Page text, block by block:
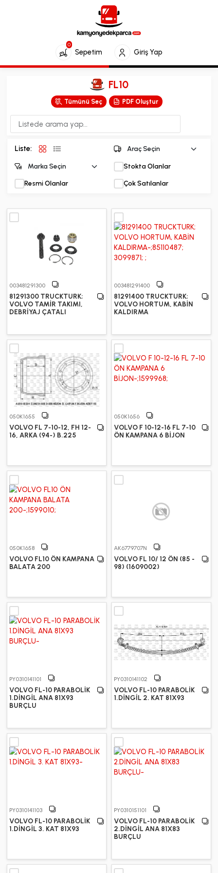
Sepetim
0
Giriş Yap
FL10
Tümünü Seç PDF Oluştur
Liste:
Stokta Olanlar
Resmi Olanlar Çok Satılanlar
003481291300
81291300 TRUCKTURK;
VOLVO TAMİR TAKIMI,
DEBRİYAJ ÇATALI
003481291400
81291400 TRUCKTURK;
VOLVO HORTUM, KABİN
KALDIRMA
050K1655
VOLVO FL 7-10-12, FH 12-
16, ARKA (94-) B.225
050K1656
VOLVO F 10-12-16 FL 7-10
ÖN KAMPANA 6 BİJON
050K1658
VOLVO FL10 ÖN KAMPANA
BALATA 200
AK6779707N
VOLVO FL 10/ 12 ÖN (85 -
98) (1609002)
PY0310141101
VOLVO FL-10 PARABOLİK
1.DİNGİL ANA 81X93
BURÇLU
PY0310141102
VOLVO FL-10 PARABOLİK
1.DİNGİL 2. KAT 81X93
PY0310141103
VOLVO FL-10 PARABOLİK
1.DİNGİL 3. KAT 81X93
PY0310151101
VOLVO FL-10 PARABOLİK
2.DİNGİL ANA 81X83
BURÇLU